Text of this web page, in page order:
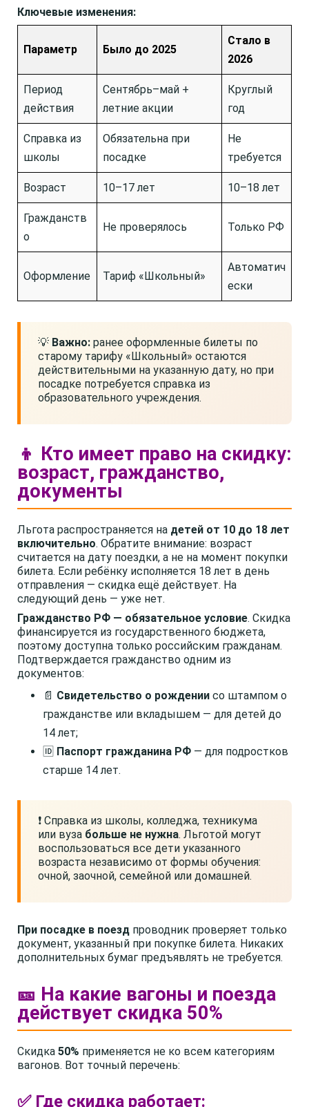
Ключевые изменения:
Параметр Было до 2025
Стало в
2026
Период
действия
Сентябрь–май +
летние акции
Круглый
год
Справка из
школы
Обязательна при
посадке
Не
требуется
Возраст 10–17 лет 10–18 лет
Гражданств
о
Не проверялось Только РФ
Оформление Тариф «Школьный»
Автоматич
ески
💡 Важно: ранее оформленные билеты по
старому тарифу «Школьный» остаются
действительными на указанную дату, но при
посадке потребуется справка из
образовательного учреждения.
👦 Кто имеет право на скидку:
возраст, гражданство,
документы
Льгота распространяется на детей от 10 до 18 лет
включительно. Обратите внимание: возраст
считается на дату поездки, а не на момент покупки
билета. Если ребёнку исполняется 18 лет в день
отправления — скидка ещё действует. На
следующий день — уже нет.
Гражданство РФ — обязательное условие. Скидка
финансируется из государственного бюджета,
поэтому доступна только российским гражданам.
Подтверждается гражданство одним из
документов:
📄 Свидетельство о рождении со штампом о
гражданстве или вкладышем — для детей до
14 лет;
🆔 Паспорт гражданина РФ — для подростков
старше 14 лет.
❗ Справка из школы, колледжа, техникума
или вуза больше не нужна. Льготой могут
воспользоваться все дети указанного
возраста независимо от формы обучения:
очной, заочной, семейной или домашней.
При посадке в поезд проводник проверяет только
документ, указанный при покупке билета. Никаких
дополнительных бумаг предъявлять не требуется.
🎫 На какие вагоны и поезда
действует скидка 50%
Скидка 50% применяется не ко всем категориям
вагонов. Вот точный перечень:
✅ Где скидка работает: